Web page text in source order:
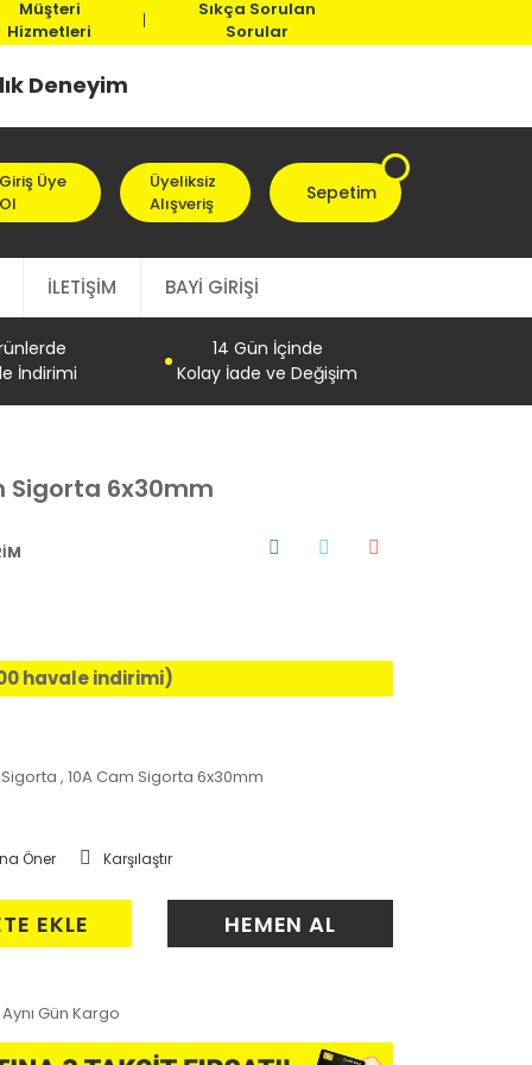
Müşteri
Hizmetleri
Sıkça Sorulan
Sorular
Deneyim
Giriş Üye
Ol
Üyeliksiz
Alışveriş
Sepetim
İLETİŞİM BAYİ GİRİŞİ
İndirimi
14 Gün İçinde
Kolay İade ve Değişim
Sigorta 6x30mm
havale indirimi)
,10A Cam Sigorta 6x30mm
Öner Karşılaştır
EKLE HEMEN AL
Aynı Gün Kargo